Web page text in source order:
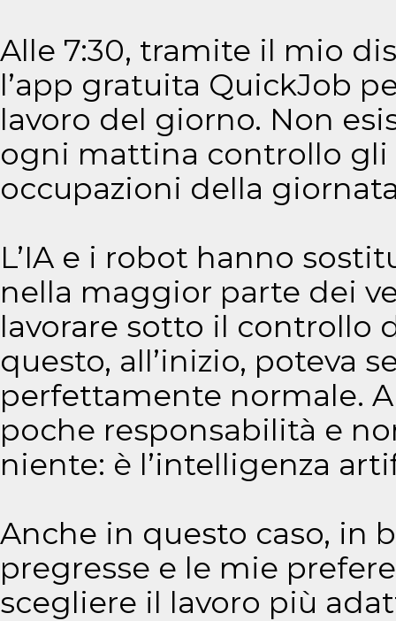
Alle 7:30, tramite il mio
l’app gratuita QuickJob
lavoro del giorno. Non
ogni mattina controllo gli
occupazioni della
L’IA e i robot hanno
nella maggior parte dei
lavorare sotto il controllo
questo, all’inizio, poteva
perfettamente normale.
poche responsabilità e
niente: è l’intelligenza
Anche in questo caso, in
pregresse e le mie
scegliere il lavoro più